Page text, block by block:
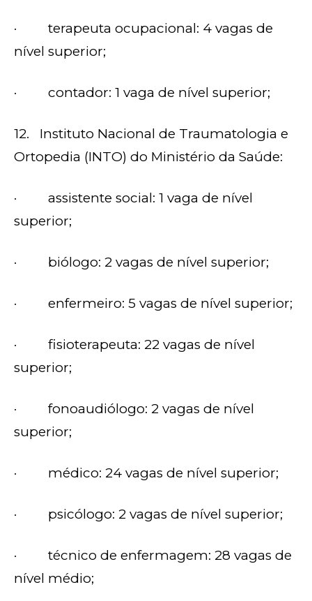
· terapeuta ocupacional: 4 vagas de
nível superior;
· contador: 1 vaga de nível superior;
12. Instituto Nacional de Traumatologia e
Ortopedia (INTO) do Ministério da Saúde:
· assistente social: 1 vaga de nível
superior;
· biólogo: 2 vagas de nível superior;
· enfermeiro: 5 vagas de nível superior;
· fisioterapeuta: 22 vagas de nível
superior;
· fonoaudiólogo: 2 vagas de nível
superior;
· médico: 24 vagas de nível superior;
· psicólogo: 2 vagas de nível superior;
· técnico de enfermagem: 28 vagas de
nível médio;